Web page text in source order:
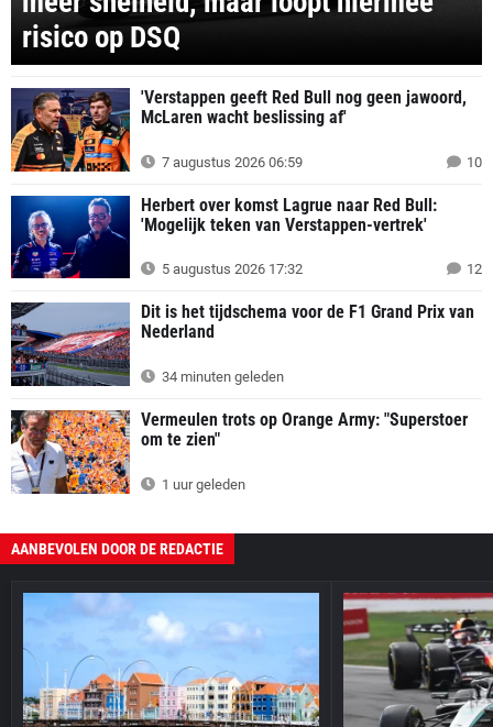
risico op DSQ
'Verstappen geeft Red Bull nog geen jawoord,
McLaren wacht beslissing af'
7 augustus 2026 06:59 10
Herbert over komst Lagrue naar Red Bull:
'Mogelijk teken van Verstappen-vertrek'
5 augustus 2026 17:32 12
Dit is het tijdschema voor de F1 Grand Prix van
Nederland
34 minuten geleden
Vermeulen trots op Orange Army: "Superstoer
om te zien"
1 uur geleden
AANBEVOLEN DOOR DE REDACTIE